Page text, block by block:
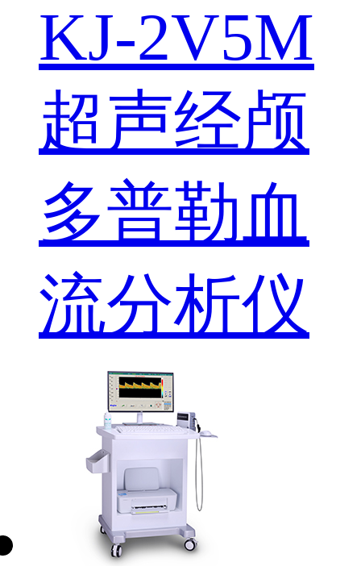
KJ-2V5M
超声经颅
多普勒血
流分析仪